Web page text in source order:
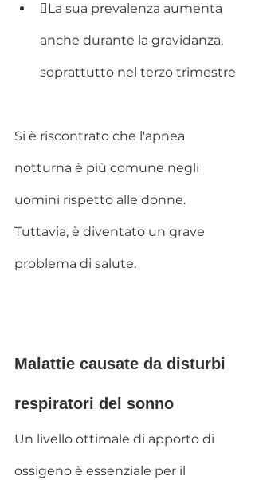
La sua prevalenza aumenta
anche durante la gravidanza,
soprattutto nel terzo trimestre
Si è riscontrato che l'apnea
notturna è più comune negli
uomini rispetto alle donne.
Tuttavia, è diventato un grave
problema di salute.
Malattie causate da disturbi
respiratori del sonno
Un livello ottimale di apporto di
ossigeno è essenziale per il